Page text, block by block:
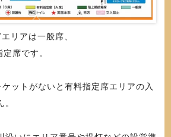
リアは一般席、
席です。
ットがないと有料指定席エリアの入